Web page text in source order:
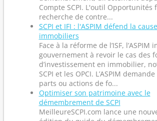
Compte SCPI. L'outil Opportunités
recherche de contre...
SCPI et IFI : l'ASPIM défend la
immobiliers
Face à la réforme de l’ISF, l’ASPIM
gouvernement à revoir le cas des
d’investissement en immobilier,
SCPI et les OPCI. L’ASPIM
parts ou actions de fo...
Optimiser son patrimoine avec le
démembrement de SCPI
MeilleureSCPI.com lance une